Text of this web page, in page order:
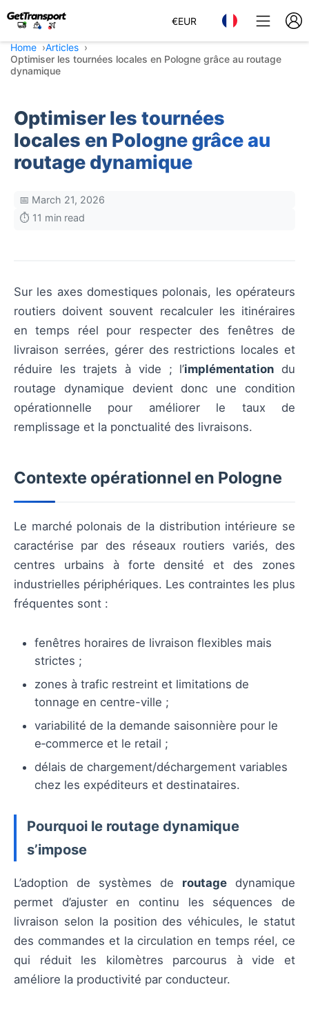
€EUR
Home
Articles
Optimiser les tournées locales en Pologne grâce au routage
dynamique
Optimiser les tournées
locales en Pologne grâce au
routage dynamique
📅 March 21, 2026
⏱️ 11 min read
Sur les axes domestiques polonais, les opérateurs
routiers doivent souvent recalculer les itinéraires
en temps réel pour respecter des fenêtres de
livraison serrées, gérer des restrictions locales et
réduire les trajets à vide ; l’implémentation du
routage dynamique devient donc une condition
opérationnelle pour améliorer le taux de
remplissage et la ponctualité des livraisons.
Contexte opérationnel en Pologne
Le marché polonais de la distribution intérieure se
caractérise par des réseaux routiers variés, des
centres urbains à forte densité et des zones
industrielles périphériques. Les contraintes les plus
fréquentes sont :
fenêtres horaires de livraison flexibles mais
strictes ;
zones à trafic restreint et limitations de
tonnage en centre-ville ;
variabilité de la demande saisonnière pour le
e‑commerce et le retail ;
délais de chargement/déchargement variables
chez les expéditeurs et destinataires.
Pourquoi le routage dynamique
s’impose
L’adoption de systèmes de routage dynamique
permet d’ajuster en continu les séquences de
livraison selon la position des véhicules, le statut
des commandes et la circulation en temps réel, ce
qui réduit les kilomètres parcourus à vide et
améliore la productivité par conducteur.